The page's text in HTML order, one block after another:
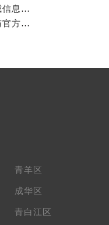
成都万国官方售后服务中心｜最新热线及维修地址权威信息公示（2026年7月最新）
亲身到店探访成都万国官方售后服务中心｜维修地址与官方客服热线（2026年7月最新）
青羊区
成华区
青白江区